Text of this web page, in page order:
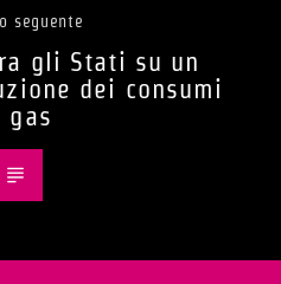
seguente
gli Stati su un
dei consumi
gas